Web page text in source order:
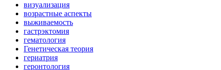
визуализация
возрастные аспекты
выживаемость
гастрэктомия
гематология
Генетическая теория
гериатрия
геронтология